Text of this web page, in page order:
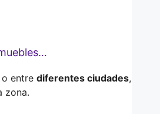
o entre diferentes ciudades,
zona.